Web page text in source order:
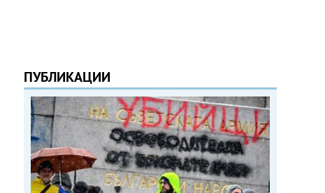
ПУБЛИКАЦИИ